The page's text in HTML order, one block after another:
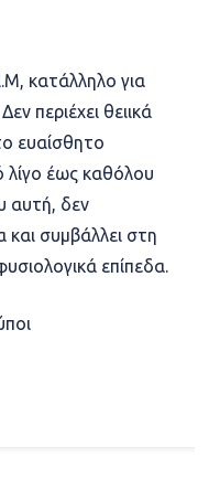
κατάλληλο για
περιέχει θειικά
ευαίσθητο
λίγο έως καθόλου
αυτή, δεν
και συμβάλλει στη
επίπεδα.